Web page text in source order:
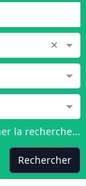
×
la recherche...
Rechercher